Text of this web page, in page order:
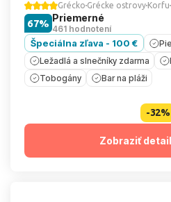
Grécko Grécke ostrovy Korfu
Priemerné
461 hodnotení
67%
Špeciálna zľava - 100 €
Ležadlá a slnečníky zdarma
Tobogány
Bar na pláži
-32%
Zobraziť